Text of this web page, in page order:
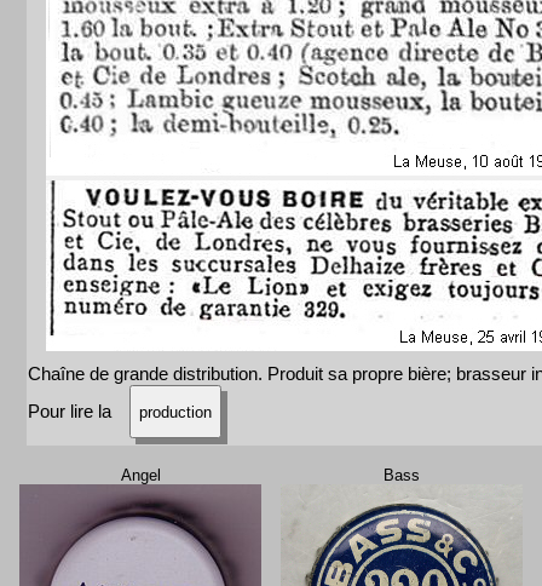
Chaîne de grande distribution. Produit sa propre bière; brasseur
Pour lire la
production
Angel Bass